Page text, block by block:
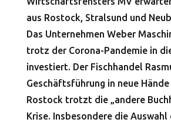
aus Rostock, Stralsund und
Das Unternehmen Weber
trotz der Corona-Pandemie in
investiert. Der Fischhandel
Geschäftsführung in neue
Rostock trotzt die „andere
Krise. Insbesondere die Auswahl